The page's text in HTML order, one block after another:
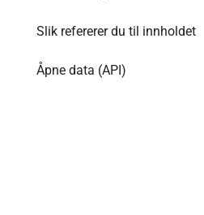
Slik refererer du til innholdet
Åpne data (API)